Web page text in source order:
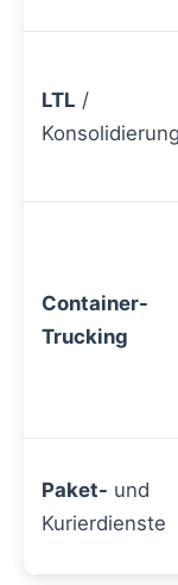
LTL /
Konsolidierung
Container-
Trucking
Paket- und
Kurierdienste